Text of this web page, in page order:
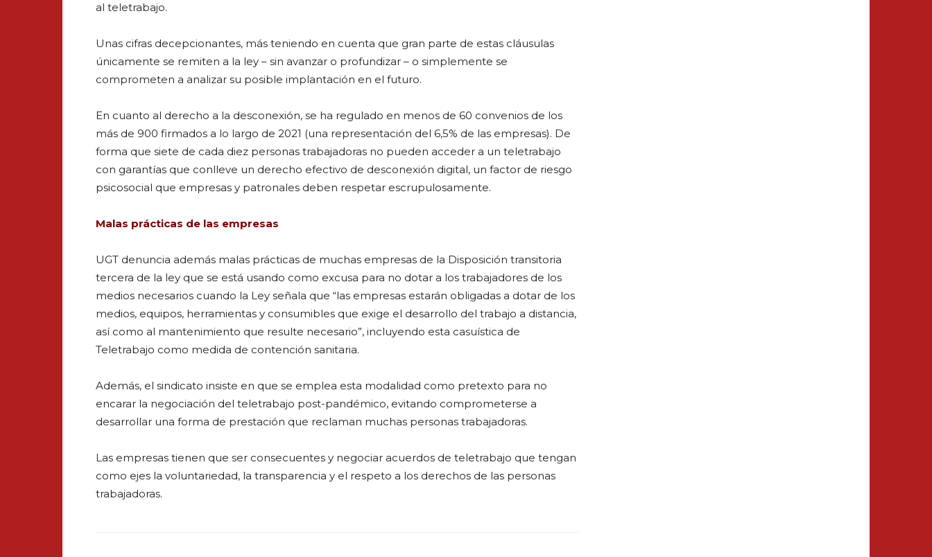
al teletrabajo.
Unas cifras decepcionantes, más teniendo en cuenta que gran parte de estas cláusulas
únicamente se remiten a la ley – sin avanzar o profundizar – o simplemente se
comprometen a analizar su posible implantación en el futuro.
En cuanto al derecho a la desconexión, se ha regulado en menos de 60 convenios de los
más de 900 firmados a lo largo de 2021 (una representación del 6,5% de las empresas). De
forma que siete de cada diez personas trabajadoras no pueden acceder a un teletrabajo
con garantías que conlleve un derecho efectivo de desconexión digital, un factor de riesgo
psicosocial que empresas y patronales deben respetar escrupulosamente.
Malas prácticas de las empresas
UGT denuncia además malas prácticas de muchas empresas de la Disposición transitoria
tercera de la ley que se está usando como excusa para no dotar a los trabajadores de los
medios necesarios cuando la Ley señala que “las empresas estarán obligadas a dotar de los
medios, equipos, herramientas y consumibles que exige el desarrollo del trabajo a distancia,
así como al mantenimiento que resulte necesario”, incluyendo esta casuística de
Teletrabajo como medida de contención sanitaria.
Además, el sindicato insiste en que se emplea esta modalidad como pretexto para no
encarar la negociación del teletrabajo post-pandémico, evitando comprometerse a
desarrollar una forma de prestación que reclaman muchas personas trabajadoras.
Las empresas tienen que ser consecuentes y negociar acuerdos de teletrabajo que tengan
como ejes la voluntariedad, la transparencia y el respeto a los derechos de las personas
trabajadoras.